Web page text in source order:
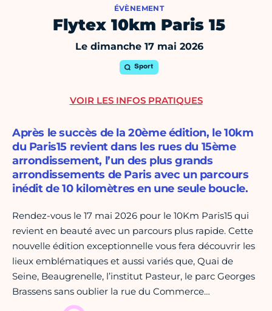
ÉVÈNEMENT
Flytex 10km Paris 15
Le dimanche 17 mai 2026
Sport
Après le succès de la 20ème édition, le 10km
du Paris15 revient dans les rues du 15ème
arrondissement, l’un des plus grands
arrondissements de Paris avec un parcours
inédit de 10 kilomètres en une seule boucle.
Rendez-vous le 17 mai 2026 pour le 10Km Paris15 qui
revient en beauté avec un parcours plus rapide. Cette
nouvelle édition exceptionnelle vous fera découvrir les
lieux emblématiques et aussi variés que, Quai de
Seine, Beaugrenelle, l’institut Pasteur, le parc Georges
Brassens sans oublier la rue du Commerce…
VOIR LES INFOS PRATIQUES